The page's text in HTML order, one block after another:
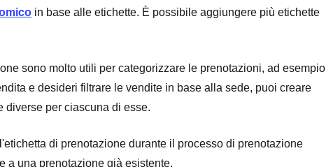
in base alle etichette. È possibile aggiungere più etichette
sono molto utili per categorizzare le prenotazioni, ad esempio
e desideri filtrare le vendite in base alla sede, puoi creare
diverse per ciascuna di esse.
di prenotazione durante il processo di prenotazione
a una prenotazione già esistente.